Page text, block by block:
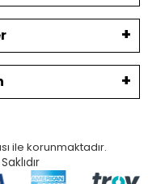
ile korunmaktadır.